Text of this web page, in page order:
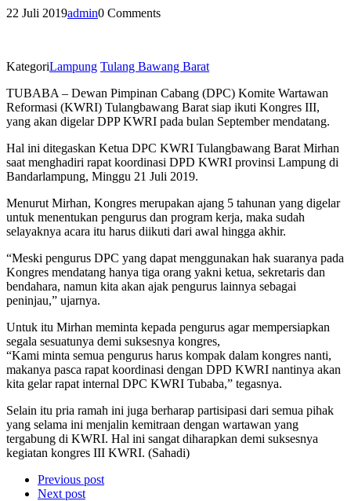
22 Juli 2019admin0 Comments
KategoriLampung Tulang Bawang Barat
TUBABA – Dewan Pimpinan Cabang (DPC) Komite Wartawan
Reformasi (KWRI) Tulangbawang Barat siap ikuti Kongres III,
yang akan digelar DPP KWRI pada bulan September mendatang.
Hal ini ditegaskan Ketua DPC KWRI Tulangbawang Barat Mirhan
saat menghadiri rapat koordinasi DPD KWRI provinsi Lampung di
Bandarlampung, Minggu 21 Juli 2019.
Menurut Mirhan, Kongres merupakan ajang 5 tahunan yang digelar
untuk menentukan pengurus dan program kerja, maka sudah
selayaknya acara itu harus diikuti dari awal hingga akhir.
“Meski pengurus DPC yang dapat menggunakan hak suaranya pada
Kongres mendatang hanya tiga orang yakni ketua, sekretaris dan
bendahara, namun kita akan ajak pengurus lainnya sebagai
peninjau,” ujarnya.
Untuk itu Mirhan meminta kepada pengurus agar mempersiapkan
segala sesuatunya demi suksesnya kongres,
“Kami minta semua pengurus harus kompak dalam kongres nanti,
makanya pasca rapat koordinasi dengan DPD KWRI nantinya akan
kita gelar rapat internal DPC KWRI Tubaba,” tegasnya.
Selain itu pria ramah ini juga berharap partisipasi dari semua pihak
yang selama ini menjalin kemitraan dengan wartawan yang
tergabung di KWRI. Hal ini sangat diharapkan demi suksesnya
kegiatan kongres III KWRI. (Sahadi)
Previous post
Next post